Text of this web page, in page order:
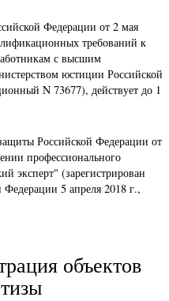
Федерации от 2 мая
требований к
с высшим
юстиции Российской
N 73677), действует до 1
Российской Федерации от
профессионального
эксперт" (зарегистрирован
5 апреля 2018 г.,
объектов